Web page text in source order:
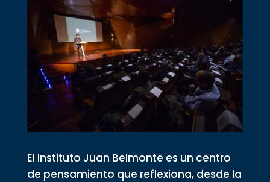
El Instituto Juan Belmonte es un centro
de pensamiento que reflexiona, desde la